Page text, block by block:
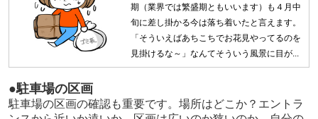
期（業界では繁盛期ともいいます）も４月中
旬に差し掛かる今は落ち着いたと言えます。
「そういえばあちこちでお花見やってるのを
見掛けるな～」なんてそういう風景に目が...
●駐車場の区画
駐車場の区画の確認も重要です。場所はどこか？エントラ